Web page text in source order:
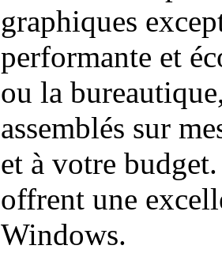
graphiques
performante et
ou la
assemblés sur
et à votre
offrent une
Windows.